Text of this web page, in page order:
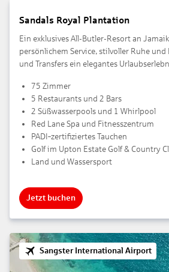
Sandals Royal Plantation
Ein exklusives All-Butler-Resort an
persönlichem Service, stilvoller Ruhe und
und Transfers ein elegantes
75 Zimmer
5 Restaurants und 2 Bars
2 Süßwasserpools und 1 Whirlpool
Red Lane Spa und Fitnesszentrum
PADI‑zertifiziertes Tauchen
Golf im Upton Estate Golf & Country
Land und Wassersport
Jetzt buchen
Sangster International Airport